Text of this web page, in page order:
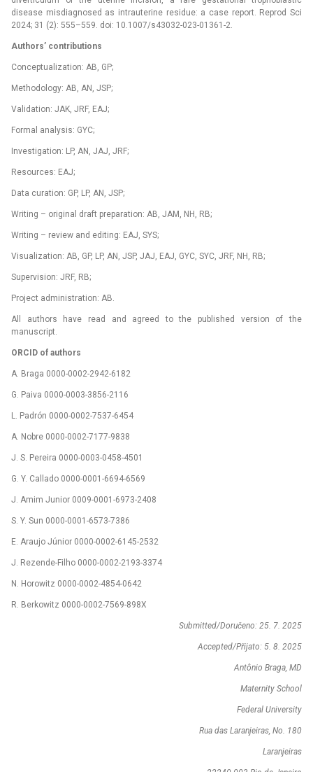
disease misdiagnosed as intrauterine residue: a case report. Reprod Sci
2024; 31 (2): 555–559. doi: 10.1007/s43032-023-01361-2.
Authors’ contributions
Conceptualization: AB, GP;
Methodology: AB, AN, JSP;
Validation: JAK, JRF, EAJ;
Formal analysis: GYC;
Investigation: LP, AN, JAJ, JRF;
Resources: EAJ;
Data curation: GP, LP, AN, JSP;
Writing –⁠ original draft preparation: AB, JAM, NH, RB;
Writing –⁠ review and editing: EAJ, SYS;
Visualization: AB, GP, LP, AN, JSP, JAJ, EAJ, GYC, SYC, JRF, NH, RB;
Supervision: JRF, RB;
Project administration: AB.
All authors have read and agreed to the published version of the
manuscript.
ORCID of authors
A. Braga 0000-0002-2942-6182
G. Paiva 0000-0003-3856-2116
L. Padrón 0000-0002-7537-6454
A. Nobre 0000-0002-7177-9838
J. S. Pereira 0000-0003-0458-4501
G. Y. Callado 0000-0001-6694-6569
J. Amim Junior 0009-0001-6973-2408
S. Y. Sun 0000-0001-6573-7386
E. Araujo Júnior 0000-0002-6145-2532
J. Rezende-Filho 0000-0002-2193-3374
N. Horowitz 0000-0002-4854-0642
R. Berkowitz 0000-0002-7569-898X
Submitted/Doručeno: 25. 7. 2025
Accepted/Přijato: 5. 8. 2025
Antônio Braga, MD
Maternity School
Federal University
Rua das Laranjeiras, No. 180
Laranjeiras